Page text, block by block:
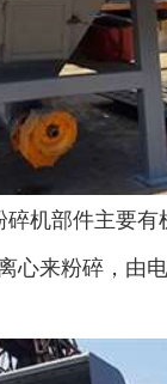
机部件主要
来粉碎，